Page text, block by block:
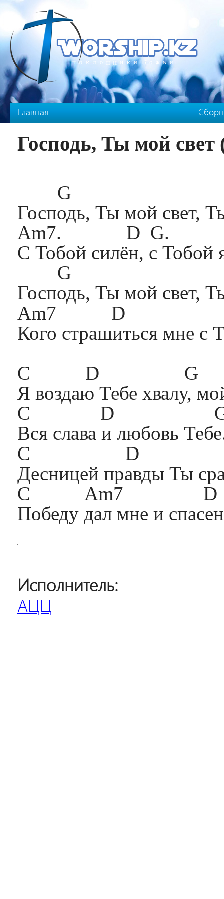
Перейти к основному содержанию
Главная
Господь, Ты мой свет
G
Господь, Ты мой свет,
Am7. D G.
С Тобой силён, с Тобой
G
Господь, Ты мой свет,
Am7 D
Кого страшиться мне с
C D G
Я воздаю Тебе хвалу,
C D G
Вся слава и любовь
C D
Десницей правды Ты
C Am7 D
Победу дал мне и
Исполнитель:
АЦЦ